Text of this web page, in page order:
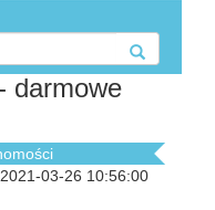
darmowe
2021-03-26 10:56:00